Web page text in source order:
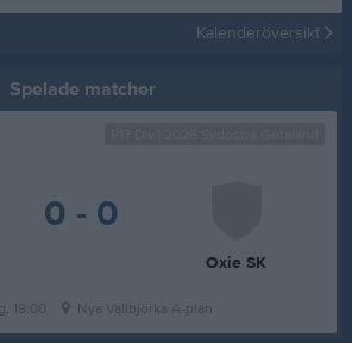
Kalenderöversikt
Spelade matcher
0 - 0
Oxie SK
19:00 Nya Vallbjörka A-plan